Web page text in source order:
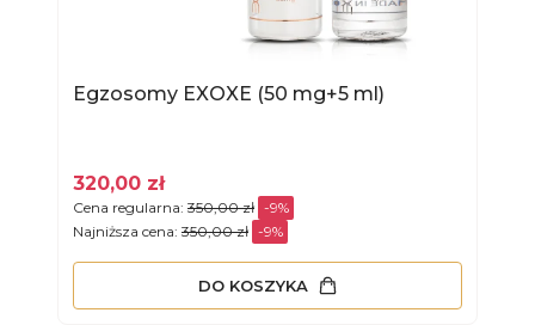
Egzosomy EXOXE (50 mg+5 ml)
320,00 zł
Cena regularna: 350,00 zł -9%
Najniższa cena: 350,00 zł -9%
DO KOSZYKA